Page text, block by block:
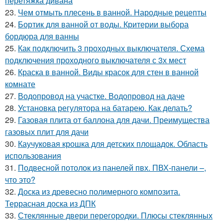
23. Чем отмыть плесень в ванной. Народные рецепты
24. Бортик для ванной от воды. Критерии выбора
бордюра для ванны
25. Как подключить 3 проходных выключателя. Схема
подключения проходного выключателя с 3х мест
26. Краска в ванной. Виды красок для стен в ванной
комнате
27. Водопровод на участке. Водопровод на даче
28. Установка регулятора на батарею. Как делать?
29. Газовая плита от баллона для дачи. Преимущества
газовых плит для дачи
30. Каучуковая крошка для детских площадок. Область
использования
31. Подвесной потолок из панелей пвх. ПВХ-панели –,
что это?
32. Доска из древесно полимерного композита.
Террасная доска из ДПК
33. Стеклянные двери перегородки. Плюсы стеклянных